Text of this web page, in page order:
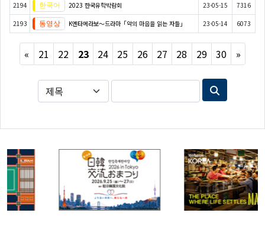
2194 2023 한국유학박람회 23-05-15 7316
2193 K엔타메라보～드라마「악의 마음을 읽는 자들」 23-05-14 6073
« Previous
21 22 23 24 25 26 27 28 29 30 »Next